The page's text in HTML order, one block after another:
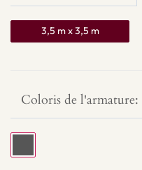
3,5 m x 3,5 m
Coloris de l'armature:
Veranessa